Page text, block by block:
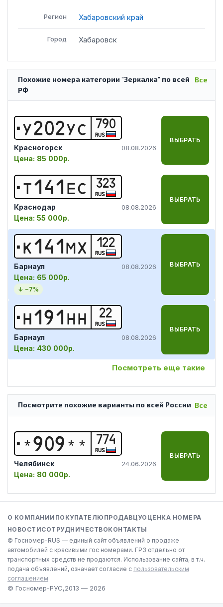
Регион Хабаровский край
Город Хабаровск
Все
Похожие номера категории "Зеркалка" по всей
РФ
У202УС 790
RUS
Красногорск 08.08.2026
Цена: 85 000р.
ВЫБРАТЬ
Т1 41 ЕС 323
RUS
Краснодар 08.08.2026
Цена: 55 000р.
ВЫБРАТЬ
К1 41 МХ 122
RUS
Барнаул 08.08.2026
Цена: 65 000р.
↓ −7%
ВЫБРАТЬ
Н1 91 НН 22
RUS
Барнаул 08.08.2026
Цена: 430 000р.
ВЫБРАТЬ
Посмотреть еще такие
Все
Посмотрите похожие варианты по всей России
*909 * * 774
RUS
Челябинск 24.06.2026
Цена: 80 000р.
ВЫБРАТЬ
© Госномер-RUS — единый сайт объявлений о продаже
автомобилей с красивыми гос номерами. ГРЗ отдельно от
транспортных средств не продаются. Использование сайта, в т.ч.
подача объявлений, означает согласие с пользовательским
соглашением
О КОМПАНИИ ПОКУПАТЕЛЮ ПРОДАВЦУОЦЕНКА НОМЕРА
НОВОСТИСОТРУДНИЧЕСТВОКОНТАКТЫ
© Госномер-РУС,2013 — 2026